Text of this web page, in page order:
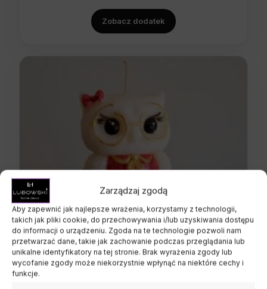
Zarządzaj zgodą
Aby zapewnić jak najlepsze wrażenia, korzystamy z technologii,
takich jak pliki cookie, do przechowywania i/lub uzyskiwania dostępu
do informacji o urządzeniu. Zgoda na te technologie pozwoli nam
przetwarzać dane, takie jak zachowanie podczas przeglądania lub
unikalne identyfikatory na tej stronie. Brak wyrażenia zgody lub
wycofanie zgody może niekorzystnie wpłynąć na niektóre cechy i
funkcje.
Zobacz dodatek